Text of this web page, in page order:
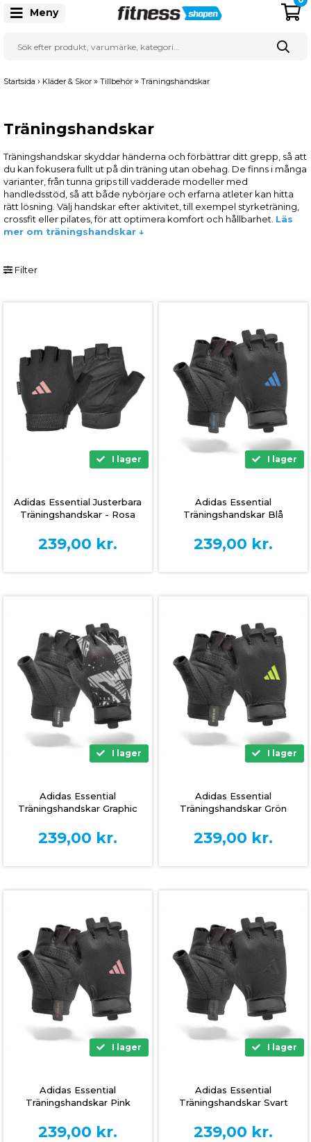
Meny
Startsida › Kläder & Skor » Tillbehör » Träningshandskar
Träningshandskar
Träningshandskar skyddar händerna och förbättrar ditt grepp, så att
du kan fokusera fullt ut på din träning utan obehag. De finns i många
varianter, från tunna grips till vadderade modeller med
handledsstöd, så att både nybörjare och erfarna atleter kan hitta
rätt lösning. Välj handskar efter aktivitet, till exempel styrketräning,
crossfit eller pilates, för att optimera komfort och hållbarhet. Läs
mer om träningshandskar ↓
Filter
I lager
Adidas Essential Justerbara
Träningshandskar - Rosa
239,00 kr.
I lager
Adidas Essential
Träningshandskar Blå
239,00 kr.
I lager
Adidas Essential
Träningshandskar Graphic
239,00 kr.
I lager
Adidas Essential
Träningshandskar Grön
239,00 kr.
I lager
Adidas Essential
Träningshandskar Pink
239,00 kr.
I lager
Adidas Essential
Träningshandskar Svart
239,00 kr.